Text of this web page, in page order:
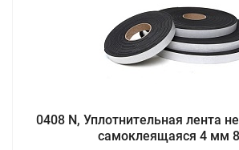
0408 N, Уплотнительная лента
самоклеящаяся 4 мм